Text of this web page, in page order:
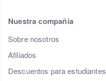
Nuestra compañía
Sobre nosotros
Afiliados
Descuentos para estudiantes